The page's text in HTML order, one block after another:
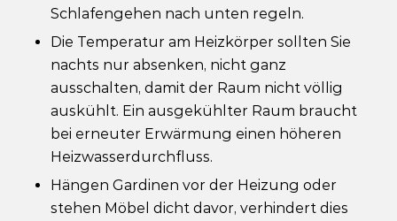
Schlafengehen nach unten regeln.
Die Temperatur am Heizkörper sollten Sie
nachts nur absenken, nicht ganz
ausschalten, damit der Raum nicht völlig
auskühlt. Ein ausgekühlter Raum braucht
bei erneuter Erwärmung einen höheren
Heizwasserdurchfluss.
Hängen Gardinen vor der Heizung oder
stehen Möbel dicht davor, verhindert dies